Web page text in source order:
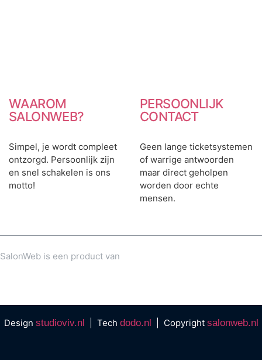
WAAROM
SALONWEB?
Simpel, je wordt compleet
ontzorgd. Persoonlijk zijn
en snel schakelen is ons
motto!
PERSOONLIJK
CONTACT
Geen lange ticketsystemen
of warrige antwoorden
maar direct geholpen
worden door echte
mensen.
SalonWeb is een product van
Design studioviv.nl | Tech dodo.nl | Copyright salonweb.nl